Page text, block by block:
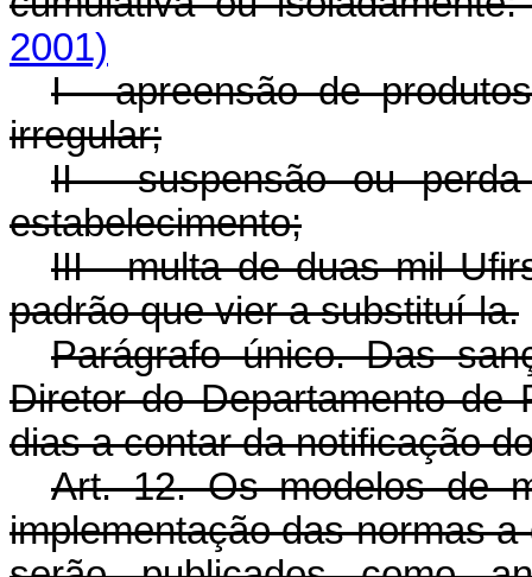
2001)
I - apreensão de
irregular;
II - suspensão ou
estabelecimento;
III - multa de duas mil
padrão que vier a substituí-la.
Parágrafo único. Das
Diretor do Departamento de
dias a contar da notificação
Art. 12. Os modelos de
implementação das normas